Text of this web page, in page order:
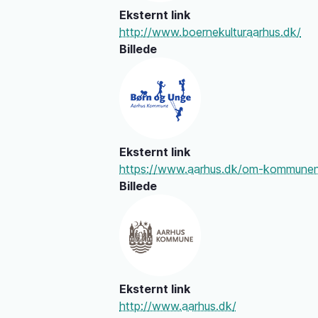
Eksternt link
http://www.boernekulturaarhus.dk/
Billede
Eksternt link
https://www.aarhus.dk/om-
Billede
Eksternt link
http://www.aarhus.dk/